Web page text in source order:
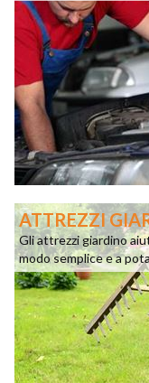
ATTREZZI
Gli attrezzi giardino
modo semplice e a